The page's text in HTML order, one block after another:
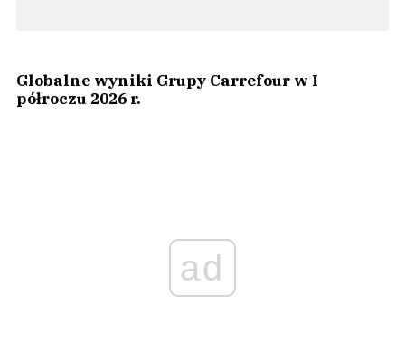
Globalne wyniki Grupy Carrefour w I
półroczu 2026 r.
ad